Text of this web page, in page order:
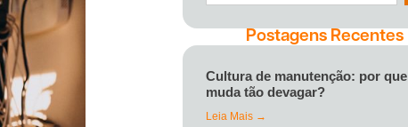
Postagens Recentes
Cultura de manutenção: por que
muda tão devagar?
Leia Mais →